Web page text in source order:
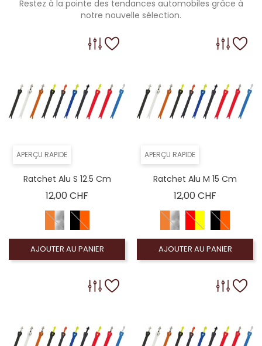
Restez à la pointe des tendances automobiles grâce à
notre nouvelle sélection.
APERÇU RAPIDE
Ratchet Alu S 12.5 Cm
12,00 CHF
AJOUTER AU PANIER
APERÇU RAPIDE
Ratchet Alu M 15 Cm
12,00 CHF
AJOUTER AU PANIER